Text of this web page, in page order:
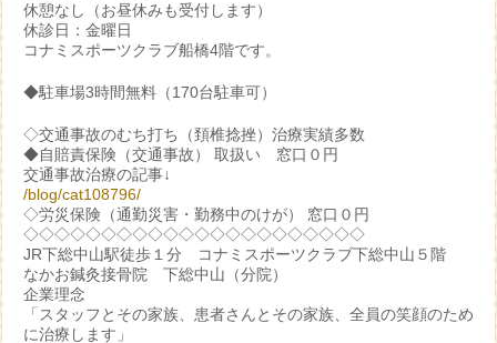
休憩なし（お昼休みも受付します）
休診日：金曜日
コナミスポーツクラブ船橋4階です。
◆駐車場3時間無料（170台駐車可）
◇交通事故のむち打ち（頚椎捻挫）治療実績多数
◆自賠責保険（交通事故） 取扱い 窓口０円
交通事故治療の記事↓
/blog/cat108796/
◇労災保険（通勤災害・勤務中のけが） 窓口０円
◇◇◇◇◇◇◇◇◇◇◇◇◇◇◇◇◇◇◇◇◇◇
JR下総中山駅徒歩１分 コナミスポーツクラブ下総中山５階
なかお鍼灸接骨院 下総中山（分院）
企業理念
「スタッフとその家族、患者さんとその家族、全員の笑顔のため
に治療します」